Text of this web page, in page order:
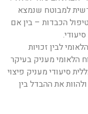
למבוטח שנמצא
הכבדות – בין אם
לבין זכויות
הלאומי מעניק בעיקר
סיעודי מעניק פיצוי
את ההבדל בין